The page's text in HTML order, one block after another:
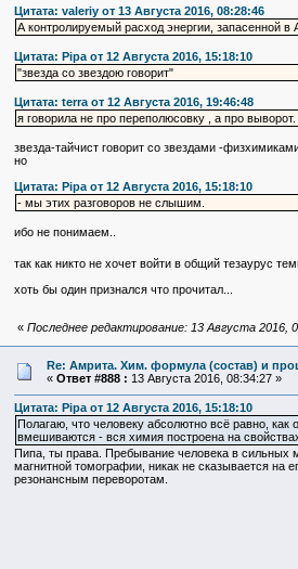
Цитата: valeriy от 13 Августа 2016, 08:28:46
А контролируемый расход энергии, запасенной в
Цитата: Pipa от 12 Августа 2016, 15:18:10
"звезда со звездою говорит"
Цитата: terra от 12 Августа 2016, 19:46:48
я говорила не про переполюсовку , а про выворот.
звезда-тайчист говорит со звездами -
но
Цитата: Pipa от 12 Августа 2016, 15:18:10
- мы этих разговоров не слышим.
ибо не понимаем..
так как никто не хочет войти в общий тезаурус
хоть бы один признался что прочитал...
« Последнее редактирование: 13 Августа 2016,
Re: Амрита. Хим. формула (состав) и
« Ответ #888 : 13 Августа 2016, 08:34:27 »
Цитата: Pipa от 12 Августа 2016, 15:18:10
Полагаю, что человеку абсолютно всё равно,
вмешиваются - вся химия построена на
Пипа, ты права. Пребывание человека в сильных
магнитной томографии, никак не сказывается на
резонансным переворотам.